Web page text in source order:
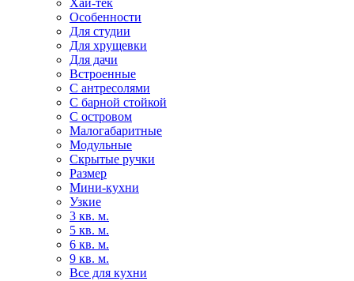
Хай-тек
Особенности
Для студии
Для хрущевки
Для дачи
Встроенные
С антресолями
С барной стойкой
С островом
Малогабаритные
Модульные
Скрытые ручки
Размер
Мини-кухни
Узкие
3 кв. м.
5 кв. м.
6 кв. м.
9 кв. м.
Все для кухни